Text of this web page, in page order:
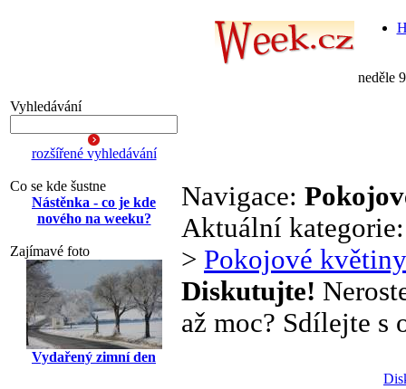
neděle
Vyhledávání
rozšířené vyhledávání
Co se kde šustne
Nástěnka - co je kde
nového na weeku?
Zajímavé foto
Vydařený zimní den
Navigace:
Aktuální
> Pokojové květiny
Diskutujte!
až moc? Sdílejte s